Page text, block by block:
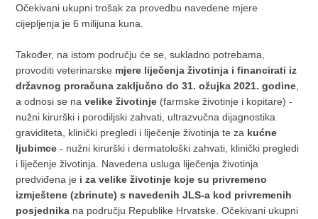
Očekivani ukupni trošak za provedbu navedene mjere
cijepljenja je 6 milijuna kuna.
Također, na istom području će se, sukladno potrebama,
provoditi veterinarske mjere liječenja životinja i financirati iz
državnog proračuna zaključno do 31. ožujka 2021. godine
a odnosi se navelike životinje (farmske životinje i kopitare) -
nužni kirurški i porodiljski zahvati, ultrazvučna dijagnostika
graviditeta, klinički pregledi i liječenje životinja te za kućne
ljubimce - nužni kirurški i dermatološki zahvati, klinički pregledi
i liječenje životinja. Navedena usluga liječenja životinja
predviđena je i za velike životinje koje su privremeno
izmještene (zbrinute) s navedenih JLS-a kod privremenih
posjednika na području Republike Hrvatske. Očekivani ukupni